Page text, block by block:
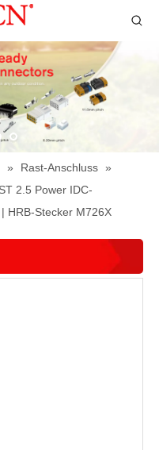
» Rast-Anschluss »
2.5 Power IDC-
HRB-Stecker M726X